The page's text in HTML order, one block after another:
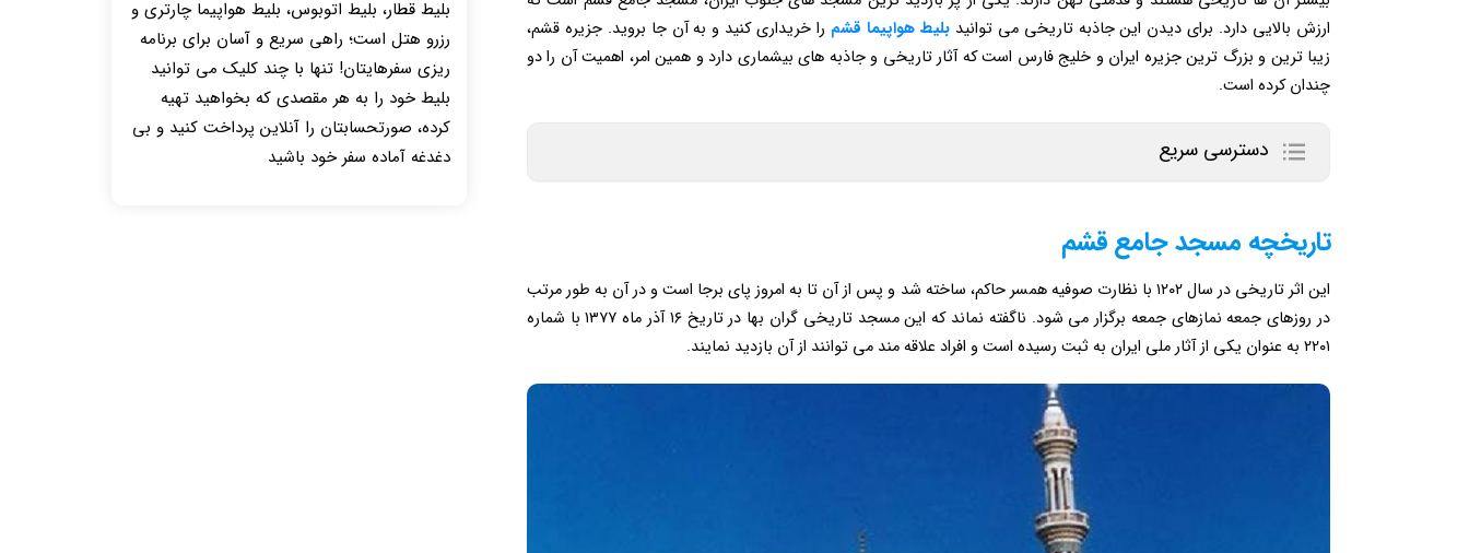
ارزش بالایی دارد. برای دیدن این جاذبه تاریخی می توانیدبلیط هواپیما قشم را خریداری کنید و به آن جا بروید. جزیره قشم،
زیبا ترین و بزرگ ترین جزیره‌ ایران و خلیج فارس است که آثار تاریخی و جاذبه های بیشماری دارد و همین امر، اهمیت آن را دو
چندان کرده است.
دسترسی سریع
تاریخچه مسجد جامع قشم
این اثر تاریخی در سال ۱۲۰۲ با نظارت صوفیه همسر حاکم، ساخته شد و پس از آن تا به امروز پای برجا است و در آن به طور مرتب
در روزهای جمعه نمازهای جمعه برگزار می‌ شود. ناگفته نماند که این مسجد تاریخی گران بها در تاریخ ۱۶ آذر ماه ۱۳۷۷ با شماره
۲۲۰۱ به عنوان یکی از آثار ملی ایران به ثبت رسیده است و افراد علاقه مند می توانند از آن بازدید نمایند.
بلیط قطار، بلیط اتوبوس، بلیط هواپیما چارتری و
رزرو هتل است؛ راهی سریع و آسان برای برنامه
ریزی سفرهایتان! تنها با چند کلیک می توانید
بلیط خود را به هر مقصدی که بخواهید تهیه
کرده، صورتحسابتان را آنلاین پرداخت کنید و بی
دغدغه آماده سفر خود باشید